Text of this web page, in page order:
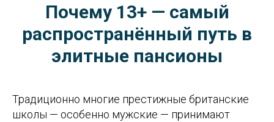
Почему 13+ — самый
распространённый путь в
элитные пансионы
Традиционно многие престижные британские
школы — особенно мужские — принимают